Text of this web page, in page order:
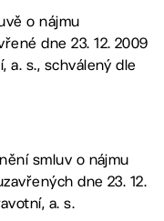
o nájmu
dne 23. 12. 2009
a. s., schválený dle
smluv o nájmu
dne 23. 12.
a. s.